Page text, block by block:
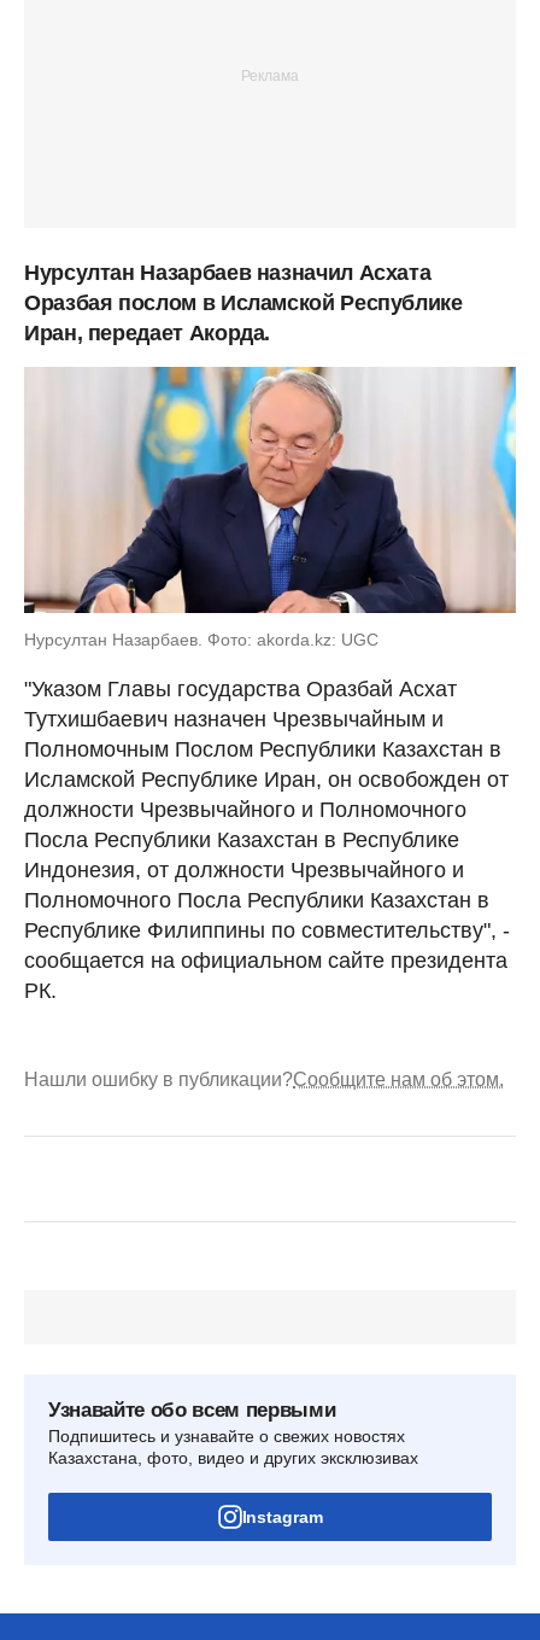
Нурсултан Назарбаев назначил Асхата
Оразбая послом в Исламской Республике
Иран, передает Акорда.
Нурсултан Назарбаев. Фото: akorda.kz: UGC
"Указом Главы государства Оразбай Асхат
Тутхишбаевич назначен Чрезвычайным и
Полномочным Послом Республики Казахстан в
Исламской Республике Иран, он освобожден от
должности Чрезвычайного и Полномочного
Посла Республики Казахстан в Республике
Индонезия, от должности Чрезвычайного и
Полномочного Посла Республики Казахстан в
Республике Филиппины по совместительству", -
сообщается на официальном сайте президента
РК.
Нашли ошибку в публикации?Сообщите нам об этом.
Узнавайте обо всем первыми
Подпишитесь и узнавайте о свежих новостях
Казахстана, фото, видео и других эксклюзивах
Instagram